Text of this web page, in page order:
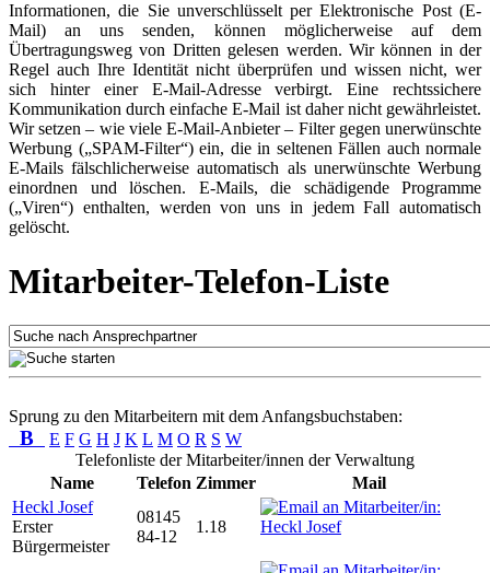
Informationen, die Sie unverschlüsselt per Elektronische Post (E-
Mail) an uns senden, können möglicherweise auf dem
Übertragungsweg von Dritten gelesen werden. Wir können in der
Regel auch Ihre Identität nicht überprüfen und wissen nicht, wer
sich hinter einer E-Mail-Adresse verbirgt. Eine rechtssichere
Kommunikation durch einfache E-Mail ist daher nicht gewährleistet.
Wir setzen – wie viele E-Mail-Anbieter – Filter gegen unerwünschte
Werbung („SPAM-Filter“) ein, die in seltenen Fällen auch normale
E-Mails fälschlicherweise automatisch als unerwünschte Werbung
einordnen und löschen. E-Mails, die schädigende Programme
(„Viren“) enthalten, werden von uns in jedem Fall automatisch
gelöscht.
Mitarbeiter-Telefon-Liste
Sprung zu den Mitarbeitern mit dem Anfangsbuchstaben:
B E F G H J K L M O R S W
Telefonliste der Mitarbeiter/innen der Verwaltung
Name
Telefon Zimmer
Mail
Heckl Josef
Erster
Bürgermeister
08145
84-12
1.18